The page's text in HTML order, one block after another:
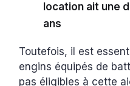
location ait une
ans
Toutefois, il est
engins équipés de
pas éligibles à cette